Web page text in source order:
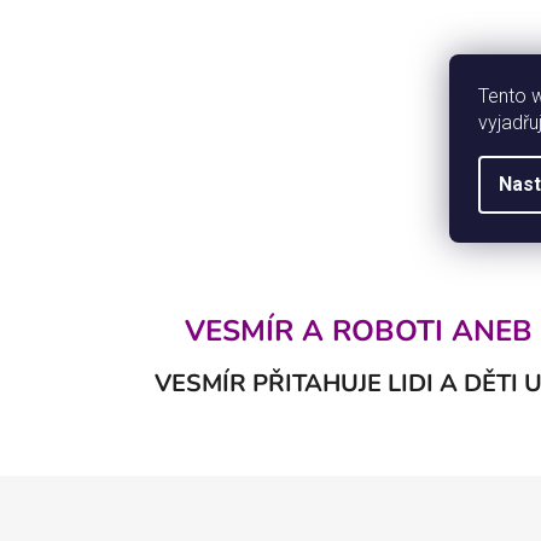
Tento
VESMÍR A ROBOTI
VESMÍR PŘITAHUJE LIDI A DĚTI